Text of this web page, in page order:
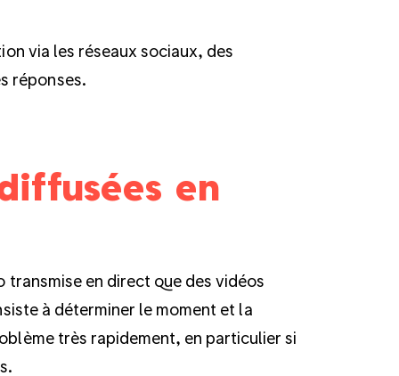
via les réseaux sociaux, des
réponses.
en
en direct que des vidéos
à déterminer le moment et la
très rapidement, en particulier si